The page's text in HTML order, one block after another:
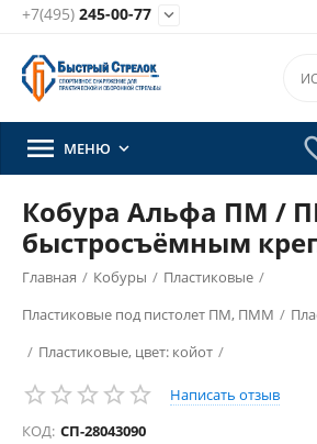
+7(495) 245-00-77 
 МЕНЮ 
Кобура Альфа ПМ /
быстросъёмным
Главная / Кобуры / Пластиковые /
Пластиковые под пистолет ПМ, ПММ /
/ Пластиковые, цвет: койот /
Написать отзыв
КОД: СП-28043090